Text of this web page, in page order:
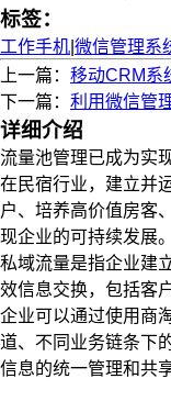
标签：
工作手机 微信管理系
上一篇： 移动CRM系
下一篇： 利用微信管
详细介绍
流量池管理已成为实
在民宿行业，建立并
户、培养高价值房客
现企业的可持续发展。
私域流量是指企业建
效信息交换，包括客
企业可以通过使用商
道、不同业务链条下
信息的统一管理和共享